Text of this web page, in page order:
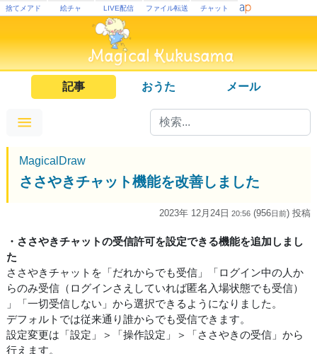
捨てメアド 絵チャ LIVE配信 ファイル転送 チャット
記事 おうた メール
MagicalDraw
ささやきチャット機能を改善しました
2023年 12月24日 20:56 (956日前) 投稿
・ささやきチャットの受信許可を設定できる機能を追加しまし
た
ささやきチャットを「だれからでも受信」「ログイン中の人か
らのみ受信（ログインさえしていれば匿名入場状態でも受信）
」「一切受信しない」から選択できるようになりました。
デフォルトでは従来通り誰からでも受信できます。
設定変更は「設定」＞「操作設定」＞「ささやきの受信」から
行えます。